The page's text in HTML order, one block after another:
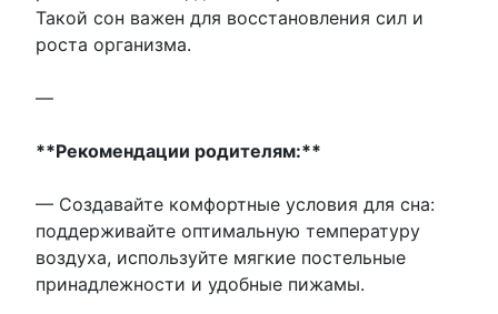
Такой сон важен для восстановления сил и
роста организма.
—
**Рекомендации родителям:**
— Создавайте комфортные условия для сна:
поддерживайте оптимальную температуру
воздуха, используйте мягкие постельные
принадлежности и удобные пижамы.